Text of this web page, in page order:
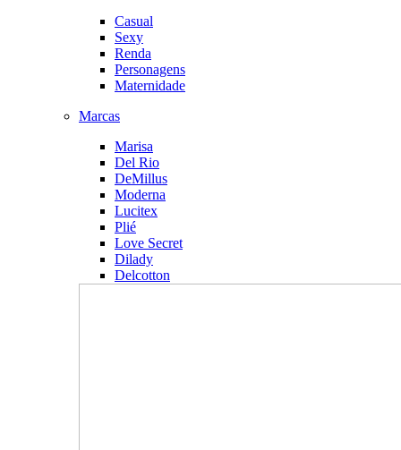
Casual
Sexy
Renda
Personagens
Maternidade
Marcas
Marisa
Del Rio
DeMillus
Moderna
Lucitex
Plié
Love Secret
Dilady
Delcotton